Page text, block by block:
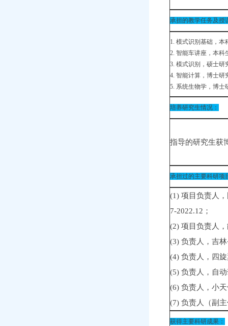
承担的教学任务及授
1. 模式识别基础，本
2. 智能车讲座，本科
3. 模式识别，硕士研
4. 智能计算，博士研
5. 系统生物学，博士
培养研究生情况：
指导的研究生获
承担过的主要科研项
(1) 项目负责人
7-2022.12；
(2) 项目负责人
(3) 负责人，吉
(4) 负责人，四
(5) 负责人，自
(6) 负责人，小
(7) 负责人（副
获得主要科研成果：